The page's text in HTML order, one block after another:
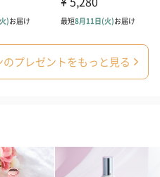
い（御出産御
内祝い_蝶結
しました。
プレゼントをもっと見る